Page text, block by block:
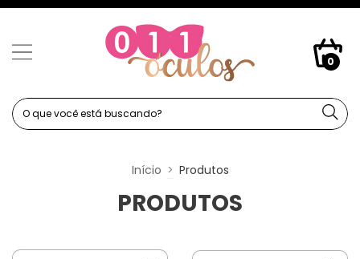
0
Início > Produtos
PRODUTOS